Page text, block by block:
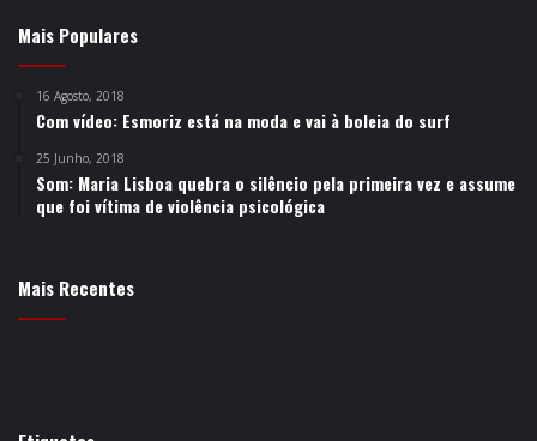
Mais Populares
16 Agosto, 2018
Com vídeo: Esmoriz está na moda e vai à boleia do surf
25 Junho, 2018
Som: Maria Lisboa quebra o silêncio pela primeira vez e assume
que foi vítima de violência psicológica
Mais Recentes